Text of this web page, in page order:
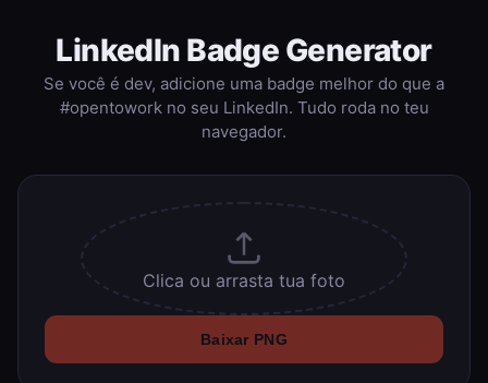
LinkedIn Badge Generator
Se você é dev, adicione uma badge melhor do que a
#opentowork no seu LinkedIn. Tudo roda no teu
navegador.
Clica ou arrasta tua foto
Baixar PNG